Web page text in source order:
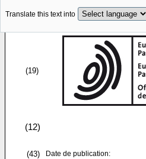
Translate this text into
(19)
(12)
(43)
Date de publication: